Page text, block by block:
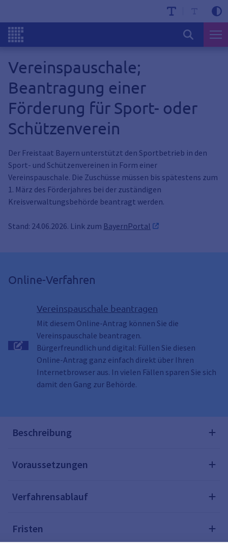
Vereinspauschale;
Beantragung einer
Förderung für Sport- oder
Schützenverein
Der Freistaat Bayern unterstützt den Sportbetrieb in den
Sport- und Schützenvereinen in Form einer
Vereinspauschale. Die Zuschüsse müssen bis spätestens zum
1. März des Förderjahres bei der zuständigen
Kreisverwaltungsbehörde beantragt werden.
Stand: 24.06.2026. Link zum BayernPortal
Online-Verfahren
Vereinspauschale beantragen
Mit diesem Online-Antrag können Sie die
Vereinspauschale beantragen.
Bürgerfreundlich und digital: Füllen Sie diesen
Online-Antrag ganz einfach direkt über Ihren
Internetbrowser aus. In vielen Fällen sparen Sie sich
damit den Gang zur Behörde.
Beschreibung
Voraussetzungen
Verfahrensablauf
Fristen